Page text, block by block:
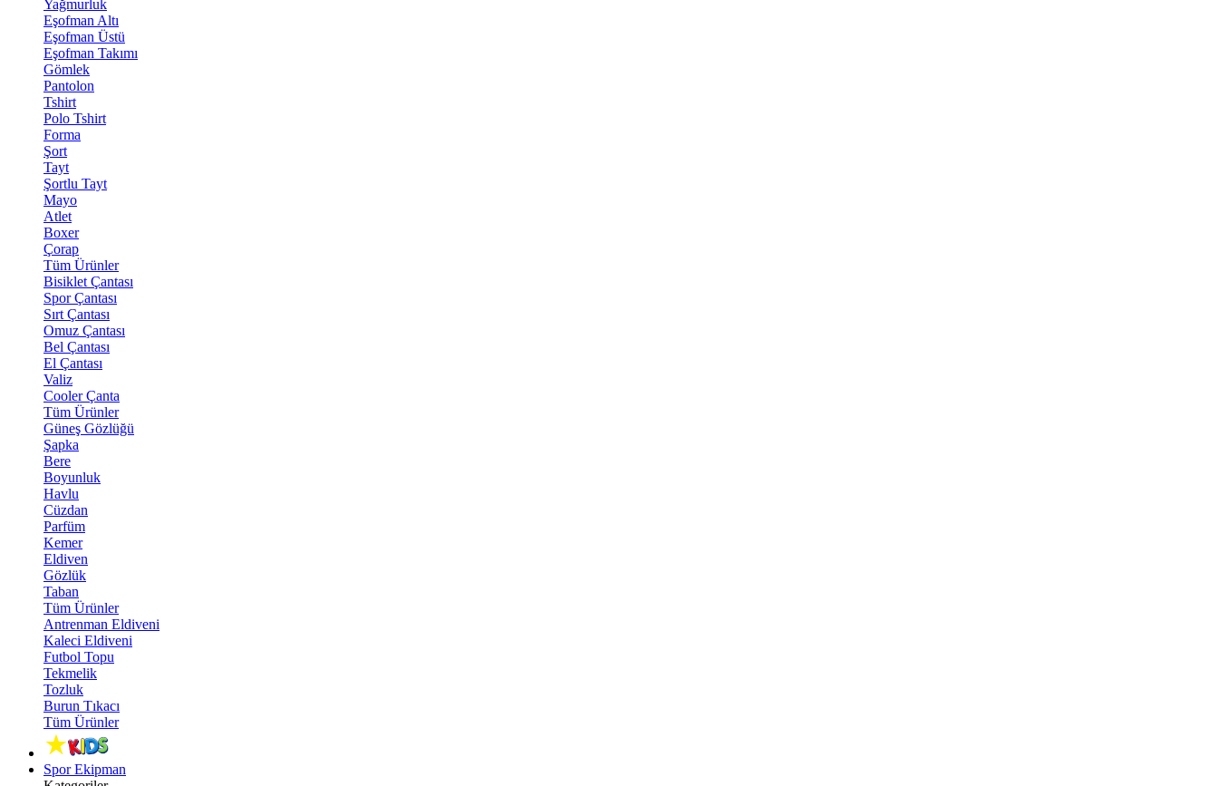
Yağmurluk
Eşofman Altı
Eşofman Üstü
Eşofman Takımı
Gömlek
Pantolon
Tshirt
Polo Tshirt
Forma
Şort
Tayt
Şortlu Tayt
Mayo
Atlet
Boxer
Çorap
Tüm Ürünler
Bisiklet Çantası
Spor Çantası
Sırt Çantası
Omuz Çantası
Bel Çantası
El Çantası
Valiz
Cooler Çanta
Tüm Ürünler
Güneş Gözlüğü
Şapka
Bere
Boyunluk
Havlu
Cüzdan
Parfüm
Kemer
Eldiven
Gözlük
Taban
Tüm Ürünler
Antrenman Eldiveni
Kaleci Eldiveni
Futbol Topu
Tekmelik
Tozluk
Burun Tıkacı
Tüm Ürünler
Spor Ekipman